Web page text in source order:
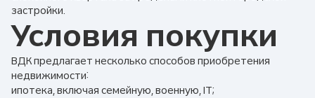
застройки.
Условия покупки
ВДК предлагает несколько способов приобретения
недвижимости:
ипотека, включая семейную, военную, IT;